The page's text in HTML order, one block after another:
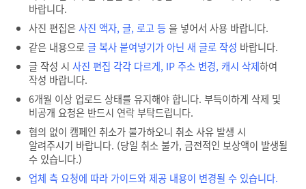
바랍니다.
사진 편집은사진 액자, 글, 로고 등을 넣어서 사용 바랍니다.
같은 내용으로글 복사 붙여넣기가 아닌 새 글로 작성 바랍니다.
글 작성 시 사진 편집 각각 다르게, IP 주소 변경, 캐시 삭제하여
작성 바랍니다.
6개월 이상 업로드 상태를 유지해야 합니다. 부득이하게 삭제 및
비공개 요청은 반드시 연락 부탁드립니다.
협의 없이 캠페인 취소가 불가하오니 취소 사유 발생 시
알려주시기 바랍니다. (당일 취소 불가, 금전적인 보상액이 발생될
수 있습니다.)
업체 측 요청에 따라 가이드와 제공 내용이 변경될 수 있습니다.